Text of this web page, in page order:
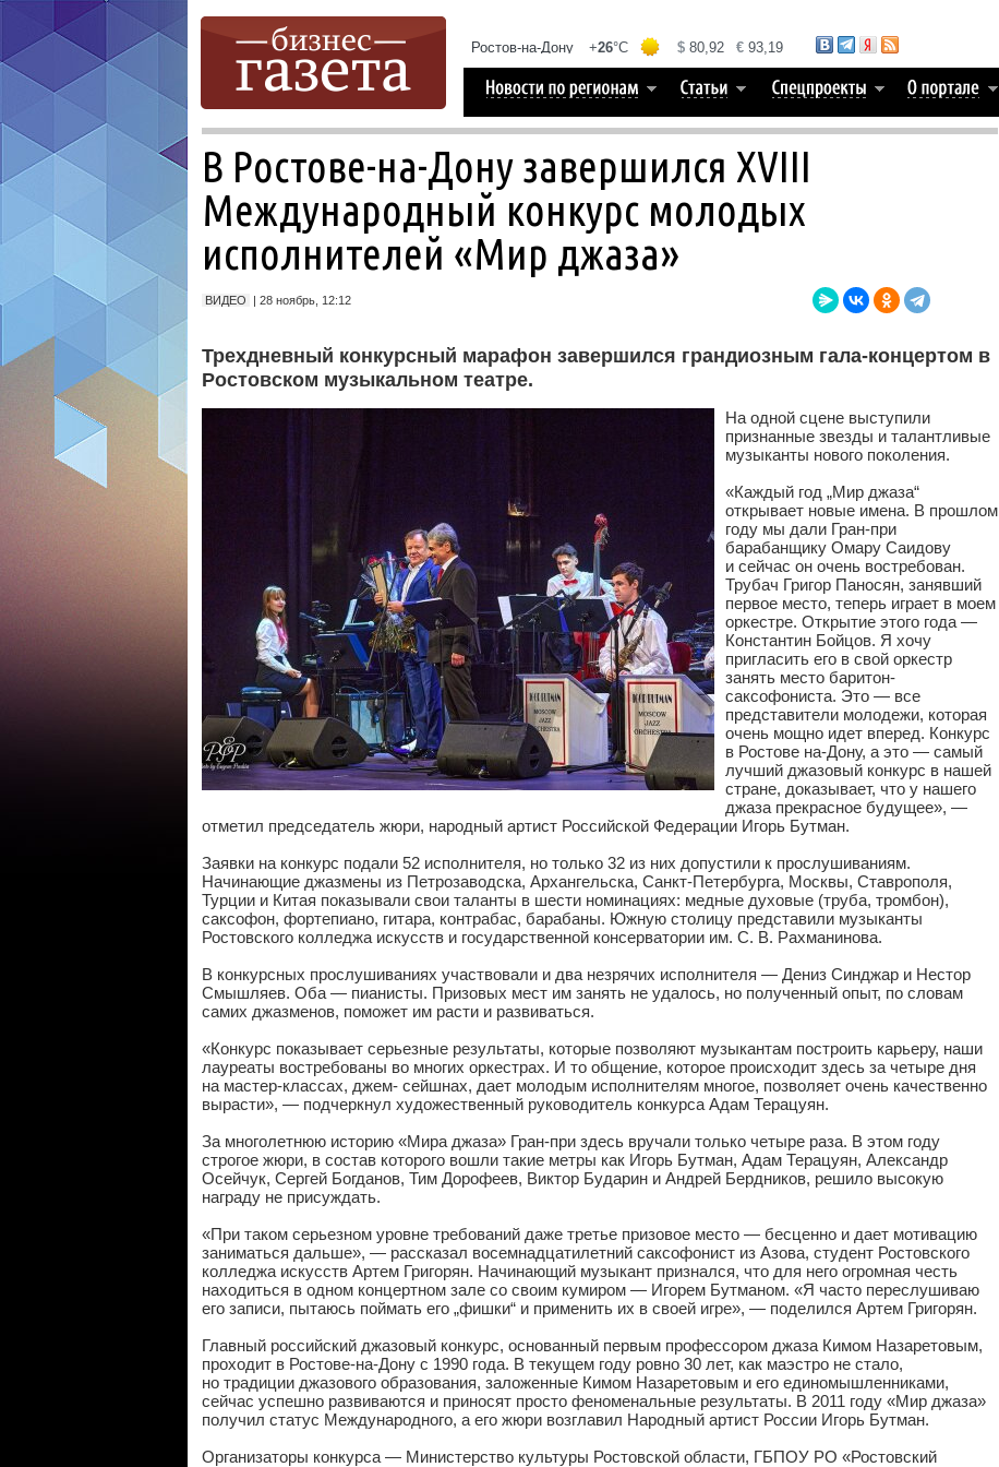
В Ростове-на-Дону завершился ХVIII
Международный конкурс молодых
исполнителей «Мир джаза»
ВИДЕО | 28 ноябрь, 12:12
Трехдневный конкурсный марафон завершился грандиозным гала-концертом в
Ростовском музыкальном театре.
На одной сцене выступили
признанные звезды и талантливые
музыканты нового поколения.
«Каждый год „Мир джаза“
открывает новые имена. В прошлом
году мы дали Гран-при
барабанщику Омару Саидову
и сейчас он очень востребован.
Трубач Григор Паносян, занявший
первое место, теперь играет в моем
оркестре. Открытие этого года —
Константин Бойцов. Я хочу
пригласить его в свой оркестр
занять место баритон-
саксофониста. Это — все
представители молодежи, которая
очень мощно идет вперед. Конкурс
в Ростове на-Дону, а это — самый
лучший джазовый конкурс в нашей
стране, доказывает, что у нашего
джаза прекрасное будущее», —
отметил председатель жюри, народный артист Российской Федерации Игорь Бутман.
Заявки на конкурс подали 52 исполнителя, но только 32 из них допустили к прослушиваниям.
Начинающие джазмены из Петрозаводска, Архангельска, Санкт-Петербурга, Москвы, Ставрополя,
Турции и Китая показывали свои таланты в шести номинациях: медные духовые (труба, тромбон),
саксофон, фортепиано, гитара, контрабас, барабаны. Южную столицу представили музыканты
Ростовского колледжа искусств и государственной консерватории им. С. В. Рахманинова.
В конкурсных прослушиваниях участвовали и два незрячих исполнителя — Дениз Синджар и Нестор
Смышляев. Оба — пианисты. Призовых мест им занять не удалось, но полученный опыт, по словам
самих джазменов, поможет им расти и развиваться.
«Конкурс показывает серьезные результаты, которые позволяют музыкантам построить карьеру, наши
лауреаты востребованы во многих оркестрах. И то общение, которое происходит здесь за четыре дня
на мастер-классах, джем- сейшнах, дает молодым исполнителям многое, позволяет очень качественно
вырасти», — подчеркнул художественный руководитель конкурса Адам Терацуян.
За многолетнюю историю «Мира джаза» Гран-при здесь вручали только четыре раза. В этом году
строгое жюри, в состав которого вошли такие метры как Игорь Бутман, Адам Терацуян, Александр
Осейчук, Сергей Богданов, Тим Дорофеев, Виктор Бударин и Андрей Бердников, решило высокую
награду не присуждать.
«При таком серьезном уровне требований даже третье призовое место — бесценно и дает мотивацию
заниматься дальше», — рассказал восемнадцатилетний саксофонист из Азова, студент Ростовского
колледжа искусств Артем Григорян. Начинающий музыкант признался, что для него огромная честь
находиться в одном концертном зале со своим кумиром — Игорем Бутманом. «Я часто переслушиваю
его записи, пытаюсь поймать его „фишки“ и применить их в своей игре», — поделился Артем Григорян.
Главный российский джазовый конкурс, основанный первым профессором джаза Кимом Назаретовым,
проходит в Ростове-на-Дону с 1990 года. В текущем году ровно 30 лет, как маэстро не стало,
но традиции джазового образования, заложенные Кимом Назаретовым и его единомышленниками,
сейчас успешно развиваются и приносят просто феноменальные результаты. В 2011 году «Мир джаза»
получил статус Международного, а его жюри возглавил Народный артист России Игорь Бутман.
Организаторы конкурса — Министерство культуры Ростовской области, ГБПОУ РО «Ростовский